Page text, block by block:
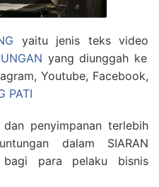
yaitu jenis teks video
yang diunggah ke
Youtube, Facebook,
PATI
penyimpanan terlebih
dalam SIARAN
bagi para pelaku bisnis